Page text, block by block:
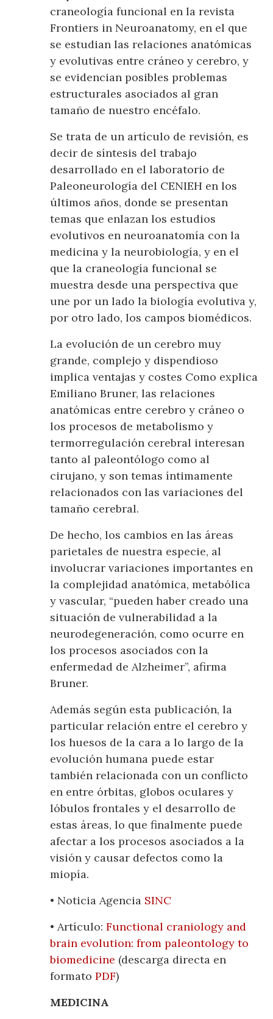
craneología funcional en la revista
Frontiers in Neuroanatomy, en el que
se estudian las relaciones anatómicas
y evolutivas entre cráneo y cerebro, y
se evidencian posibles problemas
estructurales asociados al gran
tamaño de nuestro encéfalo.
Se trata de un artículo de revisión, es
decir de síntesis del trabajo
desarrollado en el laboratorio de
Paleoneurología del CENIEH en los
últimos años, donde se presentan
temas que enlazan los estudios
evolutivos en neuroanatomía con la
medicina y la neurobiología, y en el
que la craneología funcional se
muestra desde una perspectiva que
une por un lado la biología evolutiva y,
por otro lado, los campos biomédicos.
La evolución de un cerebro muy
grande, complejo y dispendioso
implica ventajas y costes Como explica
Emiliano Bruner, las relaciones
anatómicas entre cerebro y cráneo o
los procesos de metabolismo y
termorregulación cerebral interesan
tanto al paleontólogo como al
cirujano, y son temas íntimamente
relacionados con las variaciones del
tamaño cerebral.
De hecho, los cambios en las áreas
parietales de nuestra especie, al
involucrar variaciones importantes en
la complejidad anatómica, metabólica
y vascular, “pueden haber creado una
situación de vulnerabilidad a la
neurodegeneración, como ocurre en
los procesos asociados con la
enfermedad de Alzheimer”, afirma
Bruner.
Además según esta publicación, la
particular relación entre el cerebro y
los huesos de la cara a lo largo de la
evolución humana puede estar
también relacionada con un conflicto
en entre órbitas, globos oculares y
lóbulos frontales y el desarrollo de
estas áreas, lo que finalmente puede
afectar a los procesos asociados a la
visión y causar defectos como la
miopía.
• Noticia Agencia SINC
• Artículo:Functional craniology and
brain evolution: from paleontology to
biomedicine (descarga directa en
formatoPDF)
MEDICINA